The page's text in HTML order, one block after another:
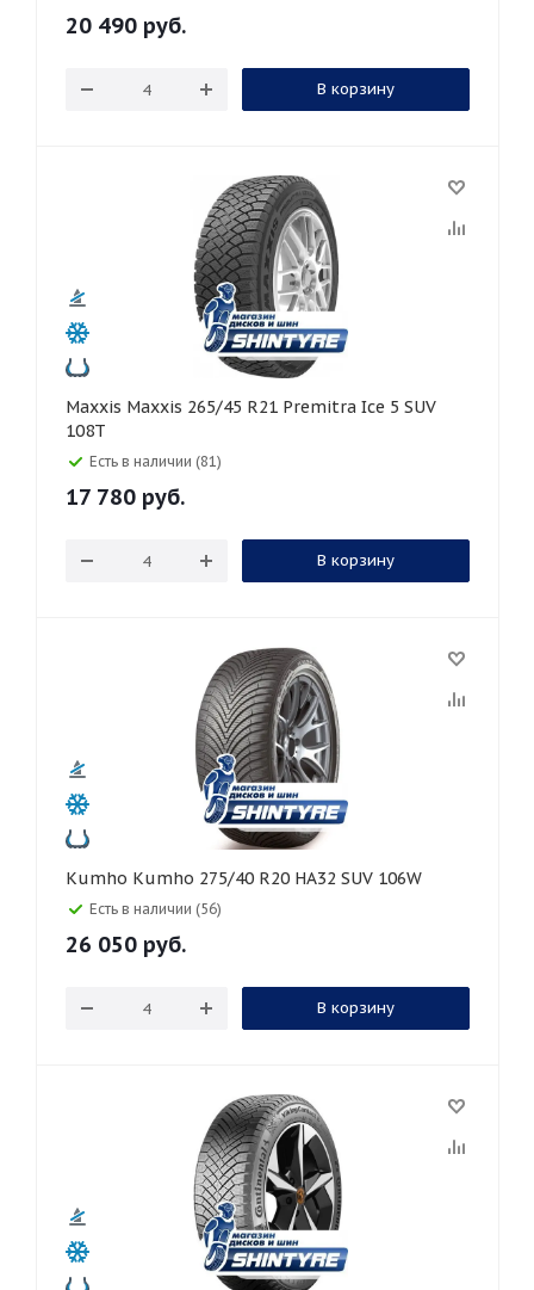
20 490 руб.
В корзину
Maxxis Maxxis 265/45 R21 Premitra Ice 5 SUV
108T
Есть в наличии (81)
17 780 руб.
В корзину
Kumho Kumho 275/40 R20 HA32 SUV 106W
Есть в наличии (56)
26 050 руб.
В корзину